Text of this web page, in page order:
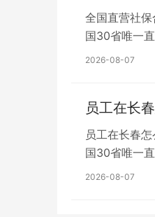
全国直营社
国30省唯一
2026-08-07
员工在长
员工在长春
国30省唯一
2026-08-07